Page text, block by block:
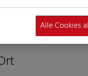
Alle Cookies